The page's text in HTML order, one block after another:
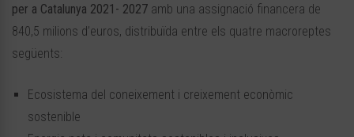
per a Catalunya 2021- 2027 amb una assignació financera de
840,5 milions d’euros, distribuïda entre els quatre macroreptes
següents:
Ecosistema del coneixement i creixement econòmic
sostenible